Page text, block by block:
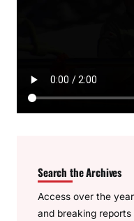
Search the Archives
Access over the
and breaking reports